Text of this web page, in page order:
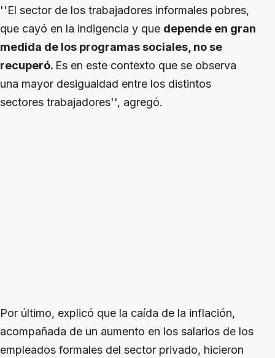
''El sector de los trabajadores informales pobres,
que cayó en la indigencia y que depende en gran
medida de los programas sociales, no se
recuperó. Es en este contexto que se observa
una mayor desigualdad entre los distintos
sectores trabajadores'', agregó.
Por último, explicó que la caída de la inflación,
acompañada de un aumento en los salarios de los
empleados formales del sector privado, hicieron